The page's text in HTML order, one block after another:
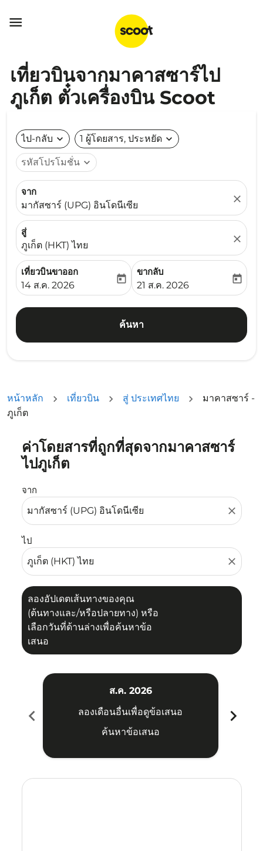

เที่ยวบินจากมาคาสซาร์ไป
ภูเก็ต ตั๋วเครื่องบิน Scoot
ไป-กลับ expand_more 1 ผู้โดยสาร, ประหยัด expand_more
รหัสโปรโมชั่น expand_more
จาก
มากัสซาร์ (UPG) อินโดนีเซีย
close
สู่
ภูเก็ต (HKT) ไทย
close
เที่ยวบินขาออก
fc-booking-departure-date-aria-label
14 ส.ค. 2026
today
ขากลับ
fc-booking-return-date-
21 ส.ค. 2026
today
ค้นหา
หน้าหลัก เที่ยวบิน สู่ ประเทศไทย
มาคาสซาร์ -
ภูเก็ต
ค่าโดยสารที่ถูกที่สุดจากมาคาสซาร์
ไปภูเก็ต
จาก
close
ไป
close
ลองอัปเดตเส้นทางของคุณ
(ต้นทางและ/หรือปลายทาง) หรือ
เลือกวันที่ด้านล่างเพื่อค้นหาข้อ
เสนอ
ลองอัปเดตเส้นทางของคุณ (ต้นทางและ/หรือปลายทาง) หรื
chevron_left
ส.ค. 2026
ลองเดือนอื่นเพื่อดูข้อเสนอ
ค้นหาข้อเสนอ
chevron_right